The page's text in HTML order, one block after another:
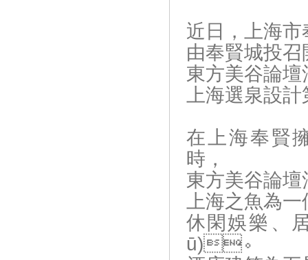
近日，上海市
由奉賢城投
東方美谷論壇
上海選泉設計
在上海奉賢
時，
東方美谷論壇
上海之魚為一
休閑娛樂
ū)。